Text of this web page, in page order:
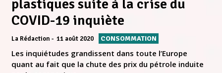
plastiques suite à la crise du
COVID-19 inquiète
La Rédaction 11 août 2020 CONSOMMATION
Les inquiétudes grandissent dans toute l’Europe
quant au fait que la chute des prix du pétrole induite